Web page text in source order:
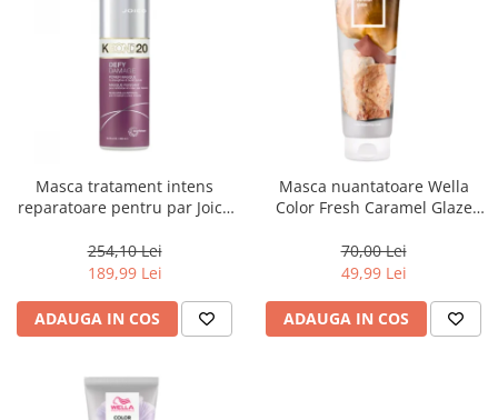
Masca tratament intens
reparatoare pentru par Joico
Mask, 500 ml
254,10 Lei
189,99 Lei
ADAUGA IN COS
Masca nuantatoare Wella
Color Fresh Caramel Glaze
70,00 Lei
49,99 Lei
ADAUGA IN COS